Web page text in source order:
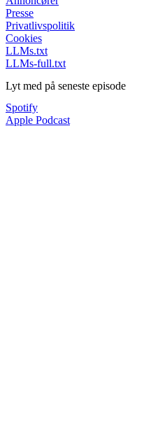
Presse
Privatlivspolitik
Cookies
LLMs.txt
LLMs-full.txt
Lyt med på seneste episode
Spotify
Apple Podcast